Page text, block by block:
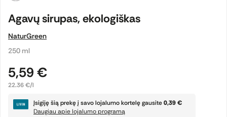
Agavų sirupas, ekologiškas
NaturGreen
250 ml
5,59 €
22.36 €/l
Įsigiję šią prekę į savo lojalumo kortelę gausite0,39 €
Daugiau apie lojalumo programą